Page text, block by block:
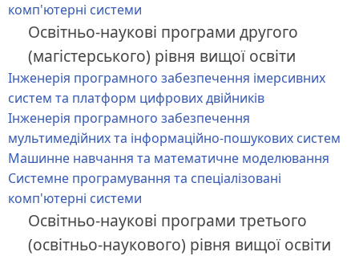
комп'ютерні системи
Освітньо-наукові програми другого
(магістерського) рівня вищої освіти
Інженерія програмного забезпечення імерсивних
систем та платформ цифрових двійників
Інженерія програмного забезпечення
мультимедійних та інформаційно-пошукових систем
Машинне навчання та математичне моделювання
Системне програмування та спеціалізовані
комп'ютерні системи
Освітньо-наукові програми третього
(освітньо-наукового) рівня вищої освіти